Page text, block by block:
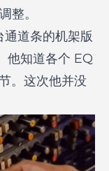
整。
道条的机架版
他知道各个 EQ
。这次他并没